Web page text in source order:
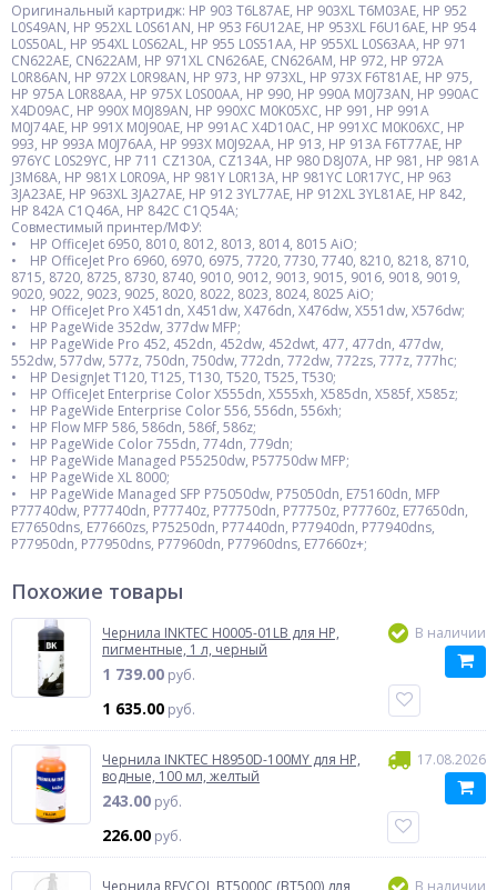
Оригинальный картридж: HP 903 T6L87AE, HP 903XL T6M03AE, HP 952
L0S49AN, HP 952XL L0S61AN, HP 953 F6U12AE, HP 953XL F6U16AE, HP 954
L0S50AL, HP 954XL L0S62AL, HP 955 L0S51AA, HP 955XL L0S63AA, HP 971
CN622AE, CN622AM, HP 971XL CN626AE, CN626AM, HP 972, HP 972A
L0R86AN, HP 972X L0R98AN, HP 973, HP 973XL, HP 973X F6T81AE, HP 975,
HP 975A L0R88AA, HP 975X L0S00AA, HP 990, HP 990A M0J73AN, HP 990AC
X4D09AC, HP 990X M0J89AN, HP 990XC M0K05XC, HP 991, HP 991A
M0J74AE, HP 991X M0J90AE, HP 991AC X4D10AC, HP 991XC M0K06XC, HP
993, HP 993A M0J76AA, HP 993X M0J92AA, HP 913, HP 913A F6T77AE, HP
976YC L0S29YC, HP 711 CZ130A, CZ134A, HP 980 D8J07A, HP 981, HP 981A
J3M68A, HP 981X L0R09A, HP 981Y L0R13A, HP 981YC L0R17YC, HP 963
3JA23AE, HP 963XL 3JA27AE, HP 912 3YL77AE, HP 912XL 3YL81AE, HP 842,
HP 842A C1Q46A, HP 842C C1Q54A;
Совместимый принтер/МФУ:
• HP OfficeJet 6950, 8010, 8012, 8013, 8014, 8015 AiO;
• HP OfficeJet Pro 6960, 6970, 6975, 7720, 7730, 7740, 8210, 8218, 8710,
8715, 8720, 8725, 8730, 8740, 9010, 9012, 9013, 9015, 9016, 9018, 9019,
9020, 9022, 9023, 9025, 8020, 8022, 8023, 8024, 8025 AiO;
• HP OfficeJet Pro X451dn, X451dw, X476dn, X476dw, X551dw, X576dw;
• HP PageWide 352dw, 377dw MFP;
• HP PageWide Pro 452, 452dn, 452dw, 452dwt, 477, 477dn, 477dw,
552dw, 577dw, 577z, 750dn, 750dw, 772dn, 772dw, 772zs, 777z, 777hc;
• HP DesignJet T120, T125, T130, T520, T525, T530;
• HP OfficeJet Enterprise Color X555dn, X555xh, X585dn, X585f, X585z;
• HP PageWide Enterprise Color 556, 556dn, 556xh;
• HP Flow MFP 586, 586dn, 586f, 586z;
• HP PageWide Color 755dn, 774dn, 779dn;
• HP PageWide Managed P55250dw, P57750dw MFP;
• HP PageWide XL 8000;
• HP PageWide Managed SFP P75050dw, P75050dn, E75160dn, MFP
P77740dw, P77740dn, P77740z, P77750dn, P77750z, P77760z, E77650dn,
E77650dns, E77660zs, P75250dn, P77440dn, P77940dn, P77940dns,
P77950dn, P77950dns, P77960dn, P77960dns, E77660z+;
Похожие товары
Чернила INKTEC H0005-01LB для HP,
пигментные, 1 л, черный
1 739.00 руб.
1 635.00 руб.
В наличии
Чернила INKTEC H8950D-100MY для HP,
водные, 100 мл, желтый
243.00 руб.
226.00 руб.
17.08.2026
Чернила REVCOL BT5000C (BT500) для В наличии